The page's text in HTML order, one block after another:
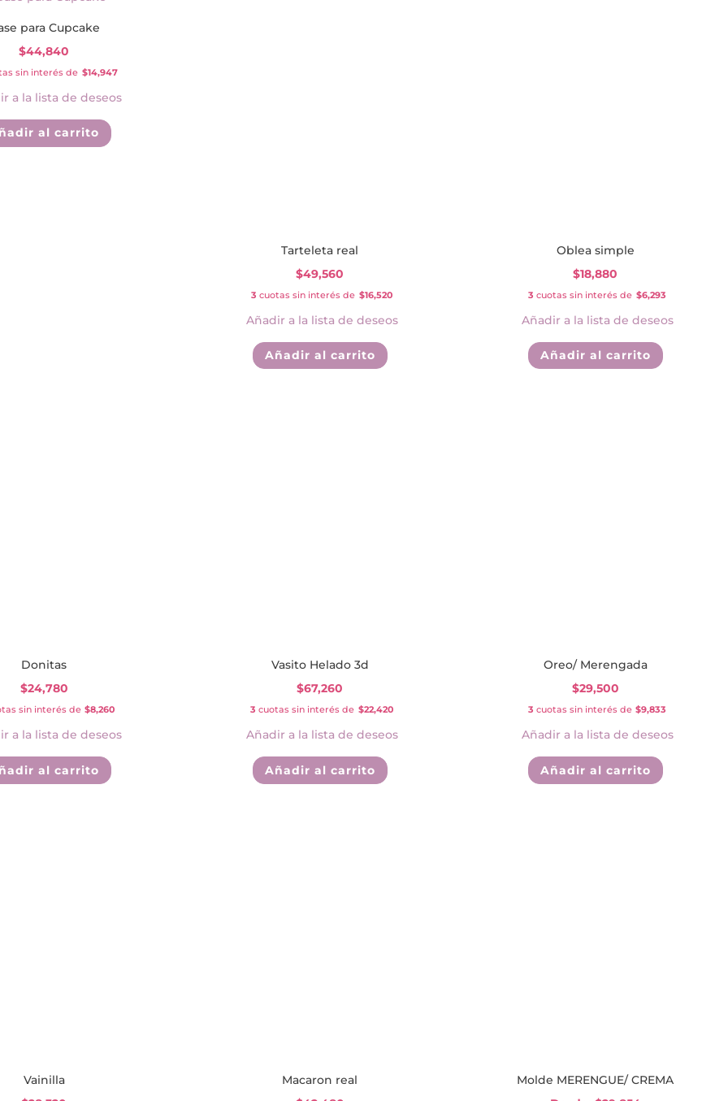
para Cupcake
$44,840
sin interés de $14,947
a la lista de deseos
al carrito
Tarteleta real
$49,560
3 cuotas sin interés de $16,520
Añadir a la lista de deseos
Añadir al carrito
Oblea simple
$18,880
3 cuotas sin interés de $6,293
Añadir a la lista de deseos
Añadir al carrito
Donitas
$24,780
sin interés de $8,260
a la lista de deseos
al carrito
Vasito Helado 3d
$67,260
3 cuotas sin interés de $22,420
Añadir a la lista de deseos
Añadir al carrito
Oreo/ Merengada
$29,500
3 cuotas sin interés de $9,833
Añadir a la lista de deseos
Añadir al carrito
Vainilla
Macaron real
Molde MERENGUE/ CREMA